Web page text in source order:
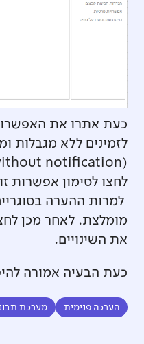
כעת אתרו את
לזמינים ללא מגבלות
לחצו לסימון אפשרות
למרות ההערה
מומלצת. לאחר מכן
את השינויים.
כעת הבעיה אמורה
הערכה פנימית מערכת